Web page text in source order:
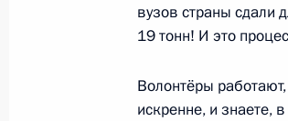
11 января 2024 года,
10 января 2024
вузов страны сдали
19 тонн! И это
Волонтёры
искренне, и знаете,